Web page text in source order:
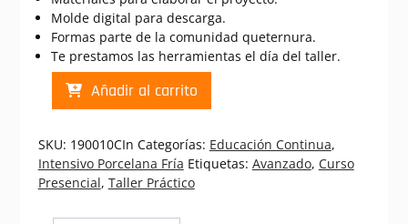
Molde digital para descarga.
Formas parte de la comunidad queternura.
Te prestamos las herramientas el día del taller.
|
Curso
Presencial
Intensivo
Porcelana
Añadir al carrito
SKU: 190010CIn Categorías: Educación Continua,
Intensivo Porcelana Fría Etiquetas: Avanzado, Curso
Presencial, Taller Práctico